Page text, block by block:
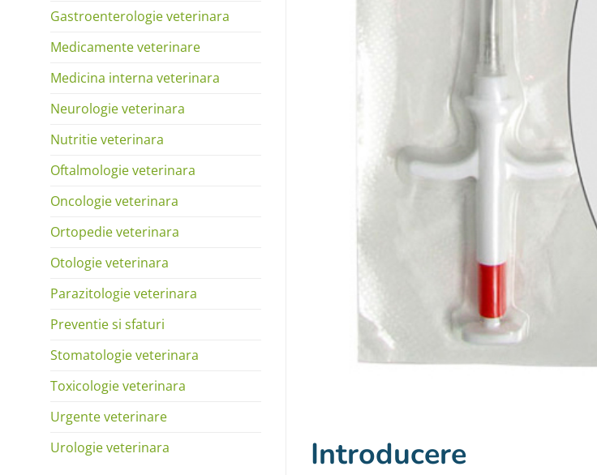
Gastroenterologie veterinara
Medicamente veterinare
Medicina interna veterinara
Neurologie veterinara
Nutritie veterinara
Oftalmologie veterinara
Oncologie veterinara
Ortopedie veterinara
Otologie veterinara
Parazitologie veterinara
Preventie si sfaturi
Stomatologie veterinara
Toxicologie veterinara
Urgente veterinare
Urologie veterinara
Introducere